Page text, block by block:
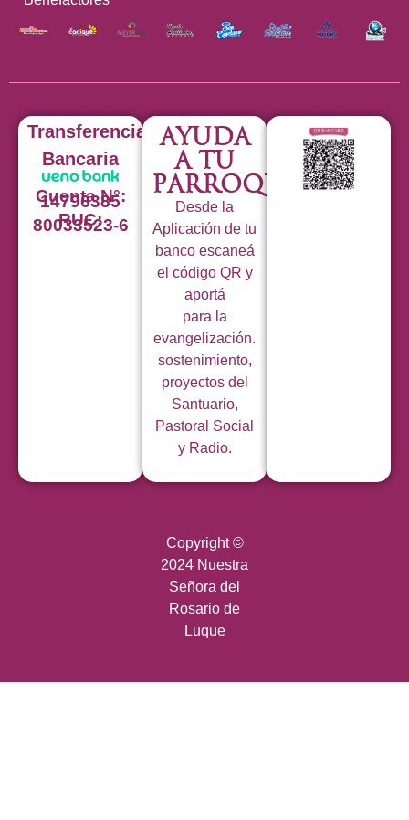
Transferencia
Bancaria
Cuenta N°:
14796385
RUC:
80033523-6
Ayuda
a tu
Parroquia
Desde la
Aplicación de tu
banco escaneá
el código QR y
aportá
para la
evangelización.
sostenimiento,
proyectos del
Santuario,
Pastoral Social
y Radio.
Copyright ©
2024 Nuestra
Señora del
Rosario de
Luque